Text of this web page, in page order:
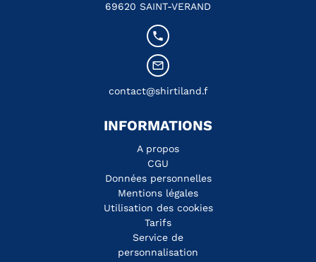
69620 SAINT-VERAND
local_phone
mail_outline
contact@shirtiland.fr
INFORMATIONS
A propos
CGU
Données personnelles
Mentions légales
Utilisation des cookies
Tarifs
Service de
personnalisation